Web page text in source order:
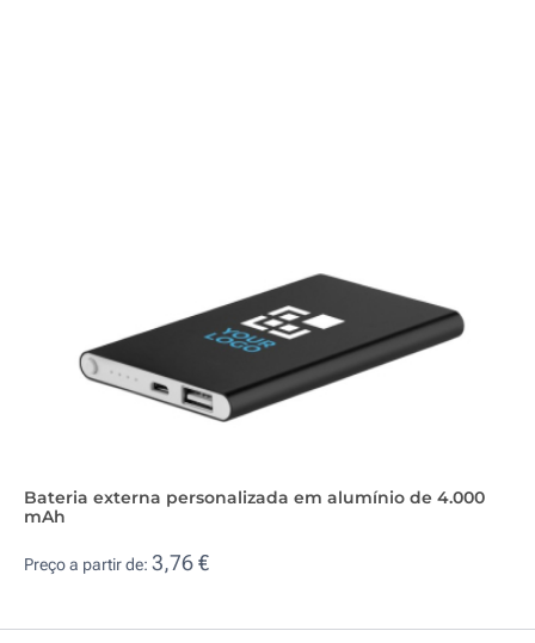
Bateria externa personalizada em alumínio de 4.000
mAh
Preço a partir de: 3,76 €